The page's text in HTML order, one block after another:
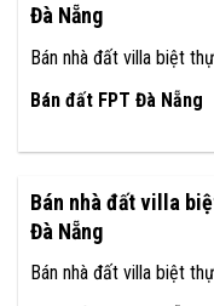
Đà Nẵng
Bán nhà đất villa biệt
Bán đất FPT Đà Nẵng
Bán nhà đất villa
Đà Nẵng
Bán nhà đất villa biệt